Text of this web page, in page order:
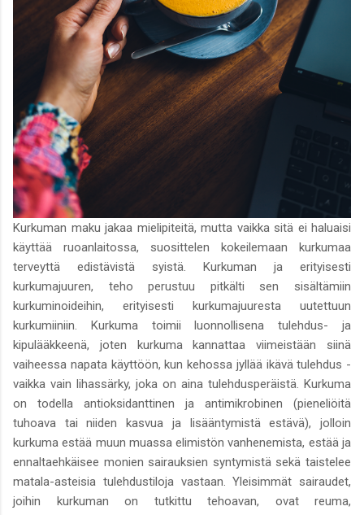
Kurkuman maku jakaa mielipiteitä, mutta vaikka sitä ei haluaisi
käyttää ruoanlaitossa, suosittelen kokeilemaan kurkumaa
terveyttä edistävistä syistä. Kurkuman ja erityisesti
kurkumajuuren, teho perustuu pitkälti sen sisältämiin
kurkuminoideihin, erityisesti kurkumajuuresta uutettuun
kurkumiiniin. Kurkuma toimii luonnollisena tulehdus- ja
kipulääkkeenä, joten kurkuma kannattaa viimeistään siinä
vaiheessa napata käyttöön, kun kehossa jyllää ikävä tulehdus -
vaikka vain lihassärky, joka on aina tulehdusperäistä. Kurkuma
on todella antioksidanttinen ja antimikrobinen (pieneliöitä
tuhoava tai niiden kasvua ja lisääntymistä estävä), jolloin
kurkuma estää muun muassa elimistön vanhenemista, estää ja
ennaltaehkäisee monien sairauksien syntymistä sekä taistelee
matala-asteisia tulehdustiloja vastaan. Yleisimmät sairaudet,
joihin kurkuman on tutkittu tehoavan, ovat reuma,